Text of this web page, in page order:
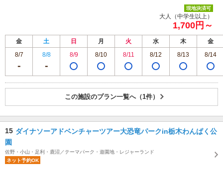
現地決済可
大人（中学生以上）
1,700円～
金 土 日 月 火 水 木
金
8/7
8/8 8/9 8/10 8/11 8/12 8/13 8/14
この施設のプラン一覧へ（1件）
15 ダイナソーアドベンチャーツアー大恐竜パークin栃木わんぱく公
園
佐野・小山・足利・鹿沼／テーマパーク・遊園地・レジャーランド
ネット予約OK